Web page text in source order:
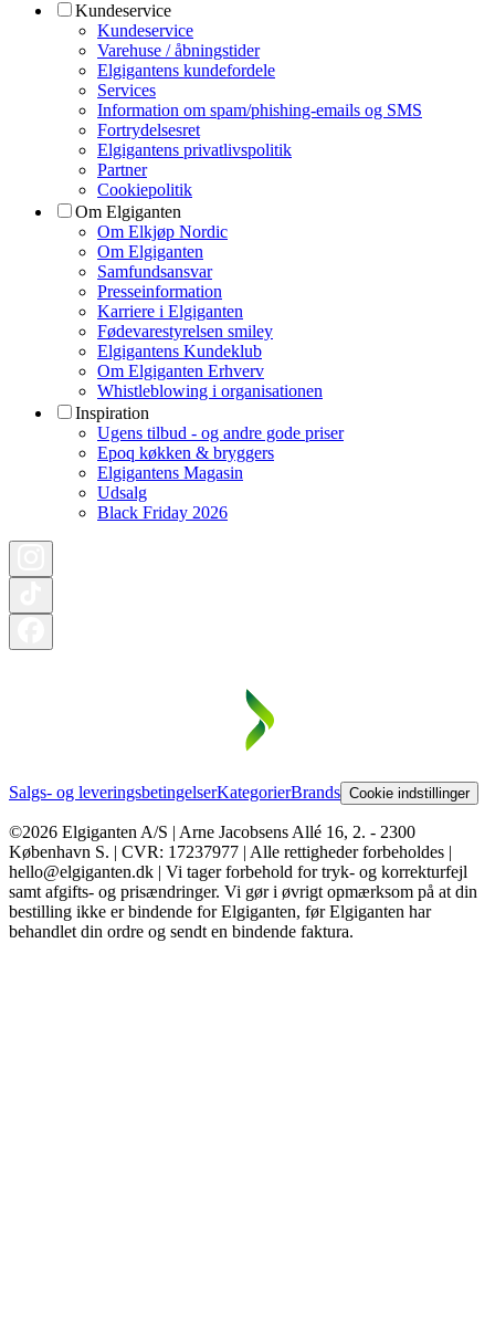
Kundeservice
Kundeservice
Varehuse / åbningstider
Elgigantens kundefordele
Services
Information om spam/phishing-emails og SMS
Fortrydelsesret
Elgigantens privatlivspolitik
Partner
Cookiepolitik
Om Elgiganten
Om Elkjøp Nordic
Om Elgiganten
Samfundsansvar
Presseinformation
Karriere i Elgiganten
Fødevarestyrelsen smiley
Elgigantens Kundeklub
Om Elgiganten Erhverv
Whistleblowing i organisationen
Inspiration
Ugens tilbud - og andre gode priser
Epoq køkken & bryggers
Elgigantens Magasin
Udsalg
Black Friday 2026
Salgs- og leveringsbetingelserKategorierBrands Cookie indstillinger
©2026 Elgiganten A/S | Arne Jacobsens Allé 16, 2. - 2300
København S. | CVR: 17237977 | Alle rettigheder forbeholdes |
hello@elgiganten.dk | Vi tager forbehold for tryk- og korrekturfejl
samt afgifts- og prisændringer. Vi gør i øvrigt opmærksom på at din
bestilling ikke er bindende for Elgiganten, før Elgiganten har
behandlet din ordre og sendt en bindende faktura.